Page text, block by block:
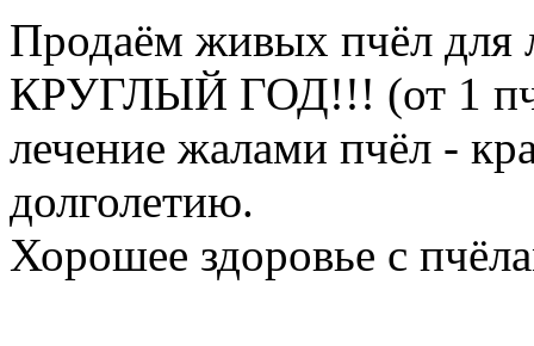
Продаём живых пчёл для
КРУГЛЫЙ ГОД!!! (от 1
лечение жалами пчёл -
долголетию.
Хорошее здоровье с